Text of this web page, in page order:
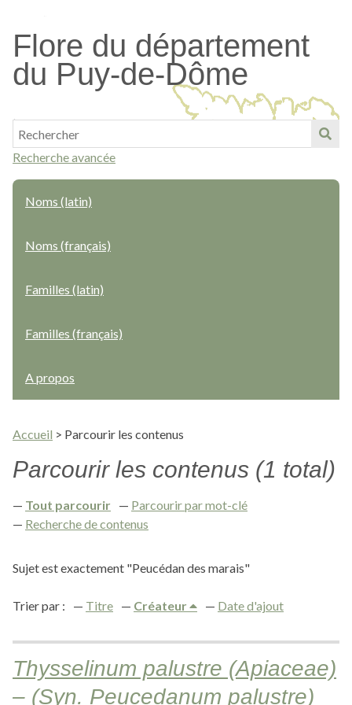
contenu
principal
Flore du département
du Puy-de-Dôme
Recherche avancée
Noms (latin)
Noms (français)
Familles (latin)
Familles (français)
A propos
Accueil > Parcourir les contenus
Parcourir les contenus (1 total)
Tout parcourir
Parcourir par mot-clé
Recherche de contenus
Sujet est exactement "Peucédan des marais"
Trier par : Titre Créateur Date d'ajout
Thysselinum palustre (Apiaceae)
– (Syn. Peucedanum palustre)